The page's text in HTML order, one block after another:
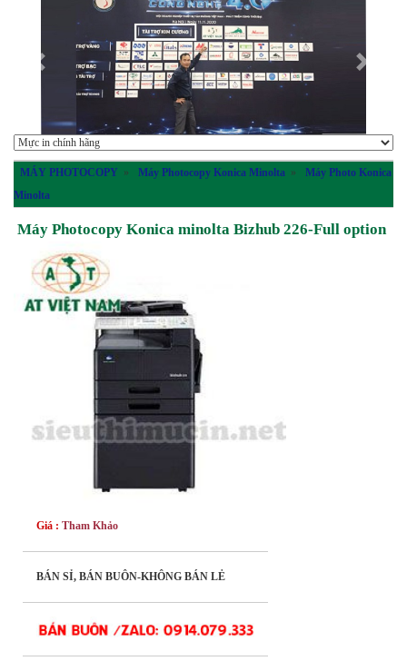
Previous Next
MÁY PHOTOCOPY » Máy Photocopy Konica Minolta »
Máy Photo Konica
Minolta
Máy Photocopy Konica minolta Bizhub 226-Full option
Giá : Tham Khảo
BÁN SỈ, BÁN BUÔN-KHÔNG BÁN LẺ